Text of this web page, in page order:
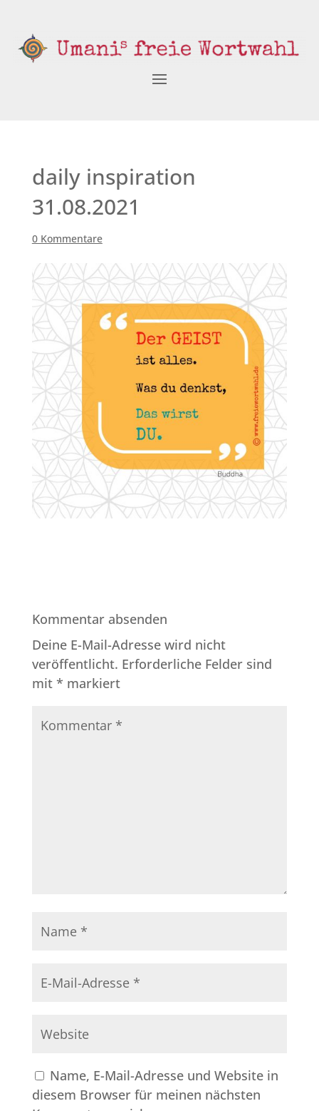
daily inspiration
31.08.2021
0 Kommentare
Kommentar absenden
Deine E-Mail-Adresse wird nicht
veröffentlicht. Erforderliche Felder sind
mit * markiert
Name, E-Mail-Adresse und Website in
diesem Browser für meinen nächsten